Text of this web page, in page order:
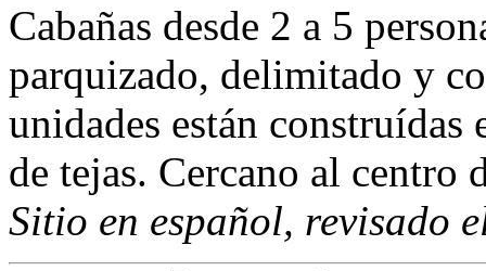
Cabañas desde 2 a 5
parquizado, delimitado y
unidades están
de tejas. Cercano al centro
Sitio en español, revisado